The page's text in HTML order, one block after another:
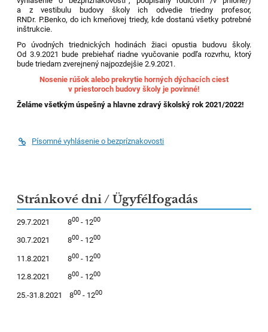
a z vestibulu budovy školy ich odvedie triedny profesor,
RNDr. P.Benko, do ich kmeňovej triedy, kde dostanú všetky potrebné
inštrukcie.
Po úvodných triednických hodinách žiaci opustia budovu školy.
Od 3.9.2021 bude prebiehať riadne vyučovanie podľa rozvrhu, ktorý
bude triedam zverejnený najpozdejšie 2.9.2021.
Nosenie rúšok alebo prekrytie horných dýchacích ciest
v priestoroch budovy školy je povinné!
Želáme všetkým úspešný a hlavne zdravý školský rok 2021/2022!
Písomné vyhlásenie o bezpríznakovosti
Stránkové dni / Ügyfélfogadás
29.7.2021 800 - 1200
30.7.2021 800 - 1200
11.8.2021 800 - 1200
12.8.2021 800 - 1200
25.-31.8.2021 800 - 1200